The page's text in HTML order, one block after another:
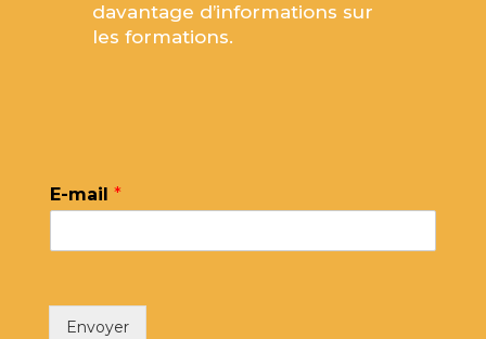
davantage d’informations sur
les formations.
E-mail *
Envoyer